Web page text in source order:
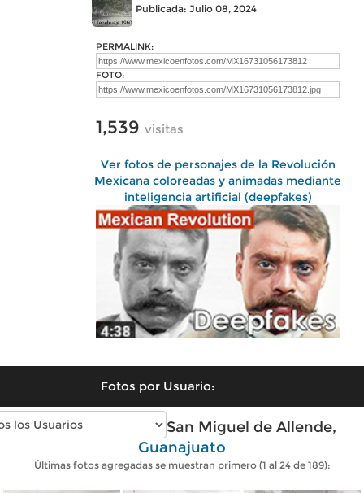
Publicada: Julio 08, 2024
PERMALINK:
FOTO:
1,539 visitas
Ver fotos de personajes de la Revolución
Mexicana coloreadas y animadas mediante
inteligencia artificial (deepfakes)
Fotos por Usuario:
Fotos antiguas de San Miguel de Allende,
Guanajuato
Últimas fotos agregadas se muestran primero (1 al 24 de 189):